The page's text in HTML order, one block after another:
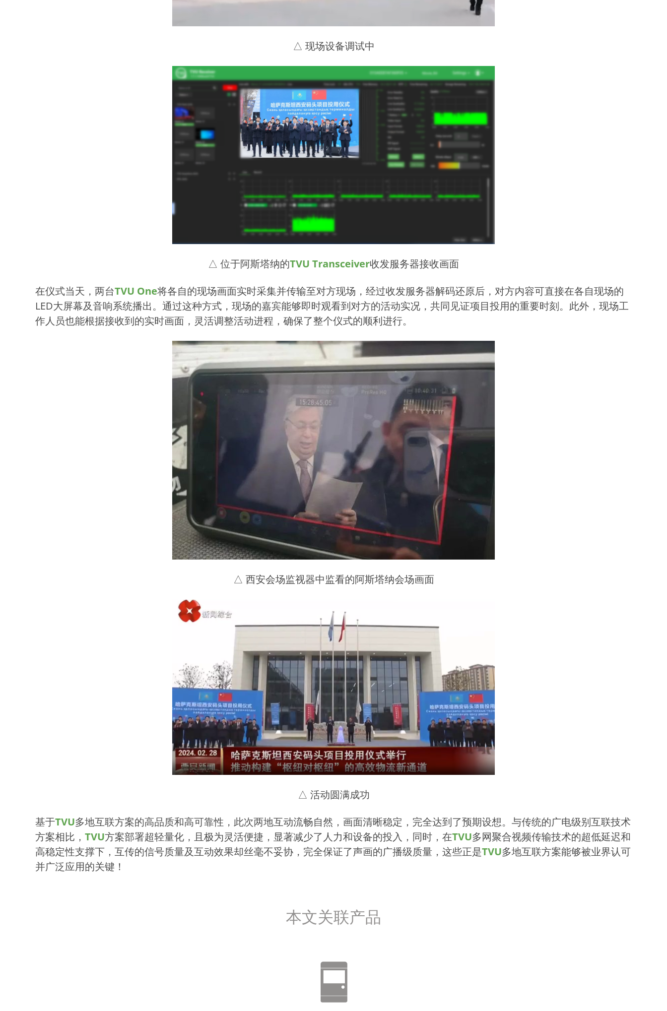
△ 现场设备调试中
△ 位于阿斯塔纳的TVU Transceiver收发服务器接收画面
在仪式当天，两台TVU One将各自的现场画面实时采集并传输至对方现场，经过收发服务器解码还原后，对方内容可直接在各自现场的
LED大屏幕及音响系统播出。通过这种方式，现场的嘉宾能够即时观看到对方的活动实况，共同见证项目投用的重要时刻。此外，现场工
作人员也能根据接收到的实时画面，灵活调整活动进程，确保了整个仪式的顺利进行。
△ 西安会场监视器中监看的阿斯塔纳会场画面
△ 活动圆满成功
基于TVU多地互联方案的高品质和高可靠性，此次两地互动流畅自然，画面清晰稳定，完全达到了预期设想。与传统的广电级别互联技术
方案相比， TVU方案部署超轻量化，且极为灵活便捷，显著减少了人力和设备的投入，同时，在TVU多网聚合视频传输技术的超低延迟和
高稳定性支撑下，互传的信号质量及互动效果却丝毫不妥协，完全保证了声画的广播级质量，这些正是TVU多地互联方案能够被业界认可
并广泛应用的关键！
本文关联产品